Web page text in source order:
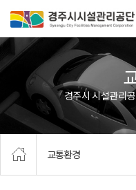
경주시 시설관리
교통환경